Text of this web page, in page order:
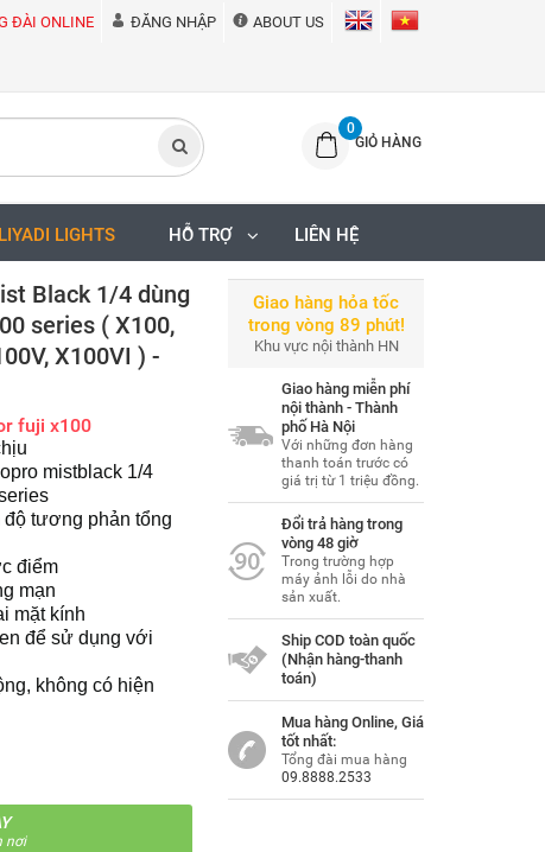
ĐÀI ONLINE ĐĂNG NHẬP ABOUT US
0
GIỎ HÀNG
LIYADI LIGHTS HỖ TRỢ LIÊN HỆ
Black 1/4 dùng
series ( X100,
X100VI ) -
fuji x100
mistblack 1/4
độ tương phản tổng
điểm
mạn
mặt kính
để sử dụng với
không có hiện
nơi
Giao hàng hỏa tốc
trong vòng 89 phút!
Khu vực nội thành HN
Giao hàng miễn phí
nội thành - Thành
phố Hà Nội
Với những đơn hàng
thanh toán trước có
giá trị từ 1 triệu đồng.
Đổi trả hàng trong
vòng 48 giờ
Trong trường hợp
máy ảnh lỗi do nhà
sản xuất.
Ship COD toàn quốc
(Nhận hàng-thanh
toán)
Mua hàng Online, Giá
tốt nhất:
Tổng đài mua hàng
09.8888.2533